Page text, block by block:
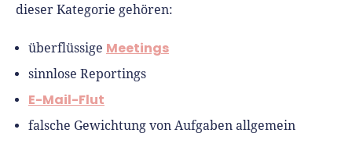
dieser Kategorie gehören:
überflüssige Meetings
sinnlose Reportings
E-Mail-Flut
falsche Gewichtung von Aufgaben allgemein